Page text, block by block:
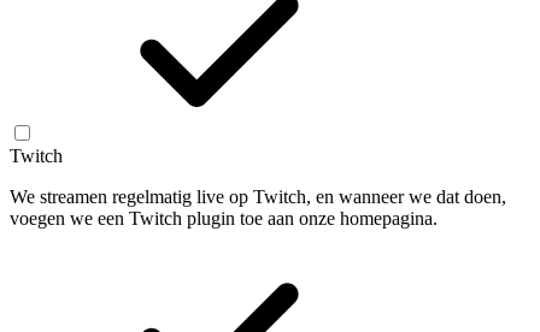
Twitch
We streamen regelmatig live op Twitch, en wanneer we dat doen,
voegen we een Twitch plugin toe aan onze homepagina.